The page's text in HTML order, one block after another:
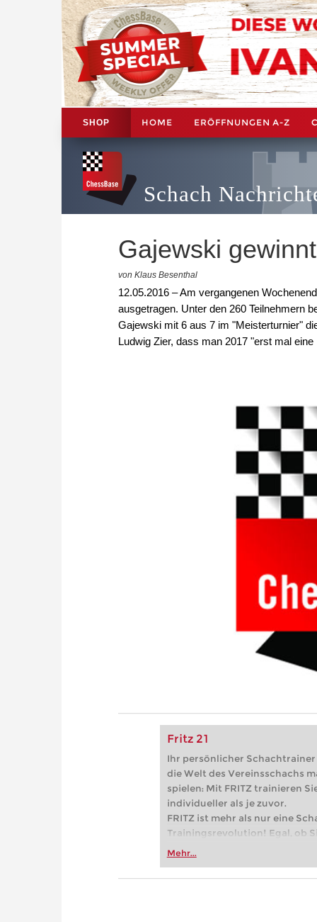
SHOP HOME ERÖFFNUNGEN A-Z
Schach
Gajewski
von Klaus Besenthal
12.05.2016 – Am vergangenen
ausgetragen. Unter den 260 Teilnehmern
Gajewski mit 6 aus 7 im "Meisterturnier"
Ludwig Zier, dass man 2017 "erst mal
Fritz 21
Ihr persönlicher
die Welt des Vereinsschachs
spielen: Mit FRITZ trainieren
individueller als je zuvor.
FRITZ ist mehr als nur eine
Trainingsrevolution! Egal, ob
Vereinsschachs machen oder
zuvor.
Mehr...